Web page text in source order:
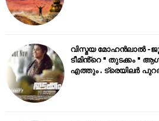
വിസ്മയ മോഹൻലാൽ
ടീമിൻ്റെ " തുടക്കം "
എത്തും . ട്രെയിലർ